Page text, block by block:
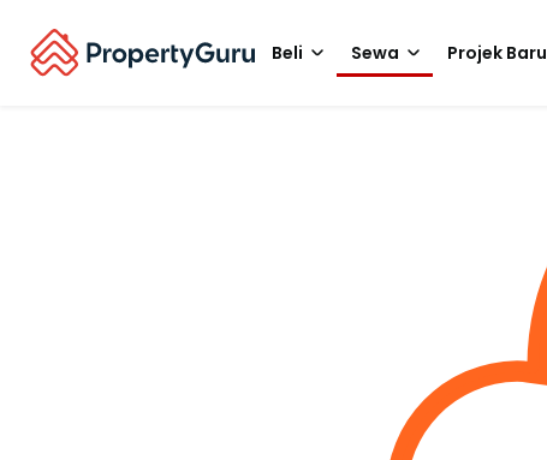
Beli Sewa Projek Baru